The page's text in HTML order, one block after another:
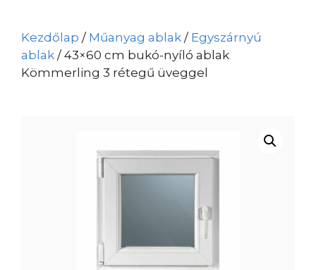
Kezdőlap / Műanyag ablak / Egyszárnyú
ablak / 43×60 cm bukó-nyíló ablak
Kömmerling 3 rétegű üveggel